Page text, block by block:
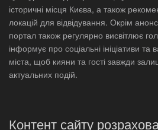
історичні місця Києва, а також
локацій для відвідування. Окрім
портал також регулярно висвітлює
інформує про соціальні ініціативи та
міста, щоб кияни та гості завжди
актуальних подій.
Контент сайту